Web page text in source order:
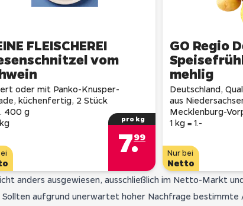
FLEISCHEREI
vom
oder mit Panko-Knusper-
küchenfertig, 2 Stück
400 g
pro kg
7.99
GO Regio
mehlig
Deutschland,
aus
Mecklenburg-
1 kg = 1.-
Nur bei
Netto
anders ausgewiesen, ausschließlich im Netto-Markt
aufgrund unerwartet hoher Nachfrage